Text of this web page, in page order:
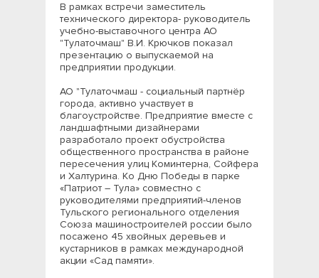
В рамках встречи заместитель
технического директора- руководитель
учебно-выставочного центра АО
"Тулаточмаш" В.И. Крючков показал
презентацию о выпускаемой на
предприятии продукции.
АО "Тулаточмаш - социальный партнёр
города, активно участвует в
благоустройстве. Предприятие вместе с
ландшафтными дизайнерами
разработало проект обустройства
общественного пространства в районе
пересечения улиц Коминтерна, Сойфера
и Халтурина. Ко Дню Победы в парке
«Патриот – Тула» совместно с
руководителями предприятий-членов
Тульского регионального отделения
Союза машиностроителей россии было
посажено 45 хвойных деревьев и
кустарников в рамках международной
акции «Сад памяти».